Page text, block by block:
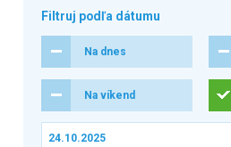
Filtruj podľa dátumu
Na dnes
Na víkend